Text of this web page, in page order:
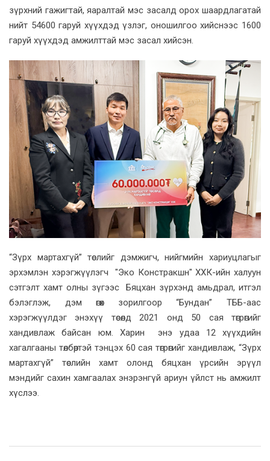
зүрхний гажигтай, яаралтай мэс засалд орох шаардлагатай
нийт 54600 гаруй хүүхдэд үзлэг, оношилгоо хийснээс 1600
гаруй хүүхдэд амжилттай мэс засал хийсэн.
“Зүрх мартахгүй” төслийг дэмжигч, нийгмийн хариуцлагыг
эрхэмлэн хэрэгжүүлэгч "Эко Констракшн" ХХК-ийн халуун
сэтгэлт хамт олны зүгээс Бяцхан зүрхэнд амьдрал, итгэл
бэлэглэж, дэм өгөх зорилгоор “Бундан” ТББ-аас
хэрэгжүүлдэг энэхүү төсөлд 2021 онд 50 сая төгрөгийг
хандивлаж байсан юм. Харин энэ удаа 12 хүүхдийн
хагалгааны төлбөртэй тэнцэх 60 сая төгрөгийг хандивлаж, “Зүрх
мартахгүй” төслийн хамт олонд бяцхан үрсийн эрүүл
мэндийг сахин хамгаалах энэрэнгүй ариун үйлст нь амжилт
хүслээ.